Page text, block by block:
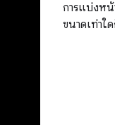
การแบ่งหน้
ขนาดเท่าใ